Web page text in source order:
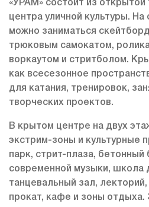
«УРАМ» состоит из
центра уличной культуры.
можно заниматься
трюковым самокатом,
воркаутом и стритболом.
как всесезонное
для катания, тренировок,
творческих проектов.
В крытом центре на двух
экстрим-зоны и культурные
парк, стрит-плаза,
современной музыки, школа
танцевальный зал,
прокат, кафе и зоны отдыха.